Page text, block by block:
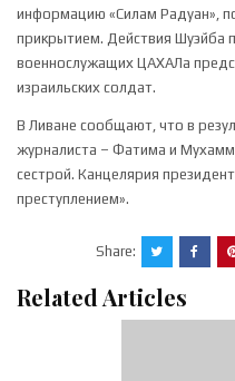
информацию «Силам Радуан»,
прикрытием. Действия Шуэйба
военнослужащих ЦАХАЛа
израильских солдат.
В Ливане сообщают, что в
журналиста – Фатима и
сестрой. Канцелярия
преступлением».
Share:
Related Articles